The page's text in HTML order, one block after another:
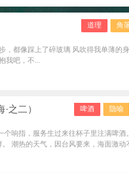
道理 角
，都像踩上了碎玻璃 风吹得我单薄的
我吧，不...
啤酒 隐喻
之二）
响指，服务生过来往杯子里注满啤酒
潮热的天气，因台风要来，海面激动